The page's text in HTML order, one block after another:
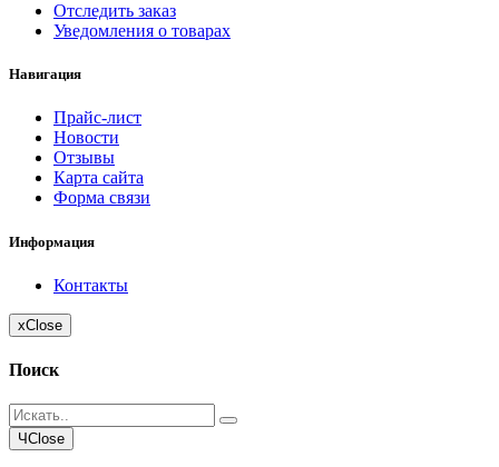
Отследить заказ
Уведомления о товарах
Навигация
Прайс-лист
Новости
Отзывы
Карта сайта
Форма связи
Информация
Контакты
xClose
Поиск
ЧClose